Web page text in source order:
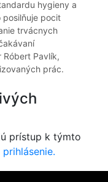
hygieny a
posilňuje pocit
trvácnych
Pavlík,
prác.
prístup k týmto